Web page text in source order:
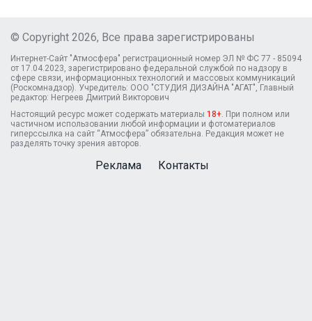
© Copyright 2026, Все права зарегистрированы
Интернет-Сайт "Атмосфера" регистрационный номер ЭЛ № ФС 77 - 85094
от 17.04.2023, зарегистрировано федеральной службой по надзору в
сфере связи, информационных технологий и массовых коммуникаций
(Роскомнадзор). Учредитель: ООО "СТУДИЯ ДИЗАЙНА "АГАТ", Главный
редактор: Негреев Дмитрий Викторович
Настоящий ресурс может содержать материалы 18+. При полном или
частичном использовании любой информации и фотоматериалов
гиперссылка на сайт “Атмосфера” обязательна. Редакция может не
разделять точку зрения авторов.
Реклама Контакты